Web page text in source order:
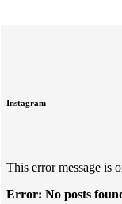
Instagram
This error message is
Error: No posts